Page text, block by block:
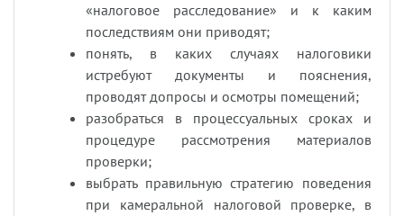
«налоговое расследование» и к каким
последствиям они приводят;
понять, в каких случаях налоговики
истребуют документы и пояснения,
проводят допросы и осмотры помещений;
разобраться в процессуальных сроках и
процедуре рассмотрения материалов
проверки;
выбрать правильную стратегию поведения
при камеральной налоговой проверке, в